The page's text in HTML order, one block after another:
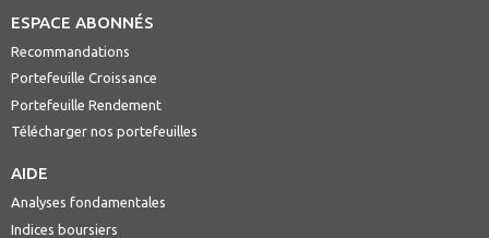
ESPACE ABONNÉS
Recommandations
Portefeuille Croissance
Portefeuille Rendement
Télécharger nos portefeuilles
AIDE
Analyses fondamentales
Indices boursiers